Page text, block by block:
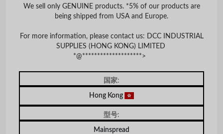
We sell only GENUINE products. *5% of our products are
being shipped from USA and Europe.
For more information, please contact us: DCC INDUSTRIAL
SUPPLIES (HONG KONG) LIMITED
*@********************>
国家:
Hong Kong
型号:
Mainspread